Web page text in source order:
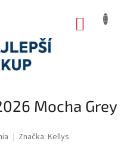
Mocha Grey
Značka: Kellys